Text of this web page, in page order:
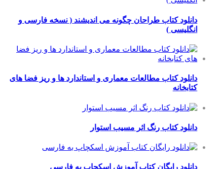
کتاب طراحان چگونه می اندیشند ( نسخه فارسی و
کتاب مطالعات معماری و استاندارد ها و ریز فضا های
کتاب رنگ اثر مسیب استوار
رایگان کتاب آموزش اسکچاپ به فارسی